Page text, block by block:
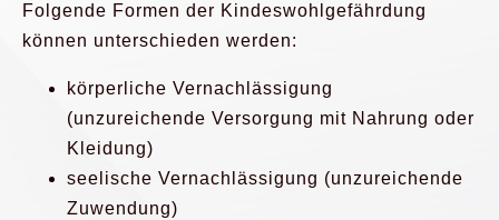
Folgende Formen der Kindeswohlgefährdung
können unterschieden werden:
körperliche Vernachlässigung
(unzureichende Versorgung mit Nahrung oder
Kleidung)
seelische Vernachlässigung (unzureichende
Zuwendung)